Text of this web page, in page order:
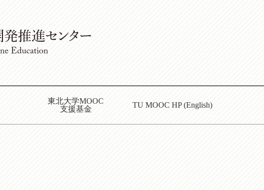
東北大学MOOC
支援基金
TU MOOC HP (English)